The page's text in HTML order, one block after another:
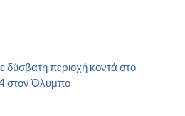
δύσβατη περιοχή κοντά στο
στον Όλυμπο